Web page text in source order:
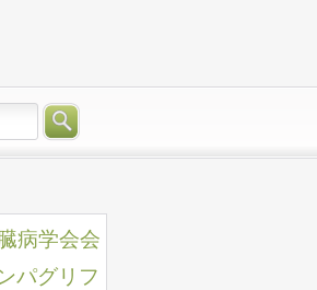
病学会会
パグリフ